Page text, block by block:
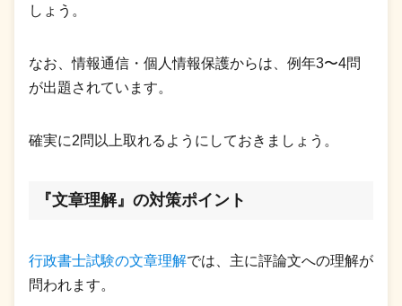
しょう。
なお、情報通信・個人情報保護からは、例年3〜4問
が出題されています。
確実に2問以上取れるようにしておきましょう。
『文章理解』の対策ポイント
行政書士試験の文章理解では、主に評論文への理解が
問われます。